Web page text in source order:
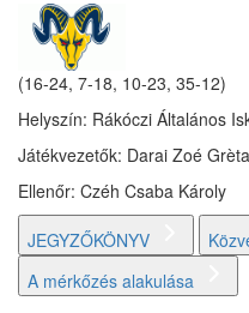
(16-24, 7-18, 10-23, 35-12)
Helyszín: Rákóczi Általános
Játékvezetők: Darai Zoé
Ellenőr: Czéh Csaba Károly
JEGYZŐKÖNYV
A mérkőzés alakulása